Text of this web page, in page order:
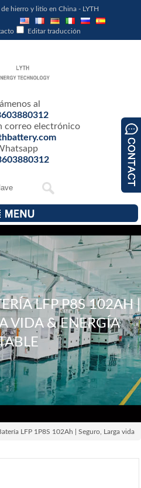
hierro y litio en China - LYTH
Editar traducción
al
correo electrónico
LFP P8S 102AH |
VIDA & ENERGÍA
LFP 1P8S 102Ah | Seguro, Larga vida